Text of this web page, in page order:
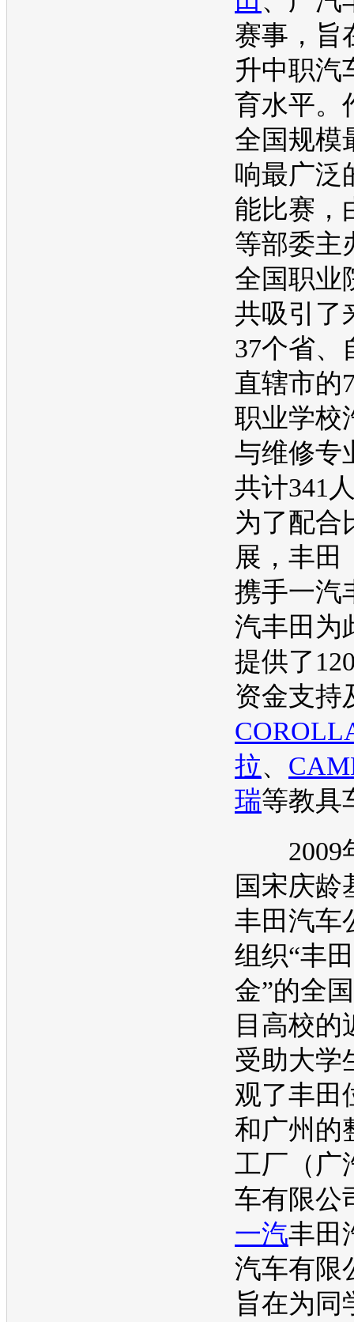
赛事，旨
升中职汽
育水平。
全国规模
响最广泛
能比赛，
等部委主
全国职业
共吸引了
37个省、
直辖市的
职业学校
与维修专
共计341
为了配合
展， 丰田
携手一汽
汽丰田 为
提供了
资金支持
拉、
瑞等教具
2009
国宋庆龄
丰田汽车
组织“丰田
金”的全
目高校的
受助大学
观了丰田
和广州的
工厂（广
车有限公
一汽丰田
汽车有限
旨在为同